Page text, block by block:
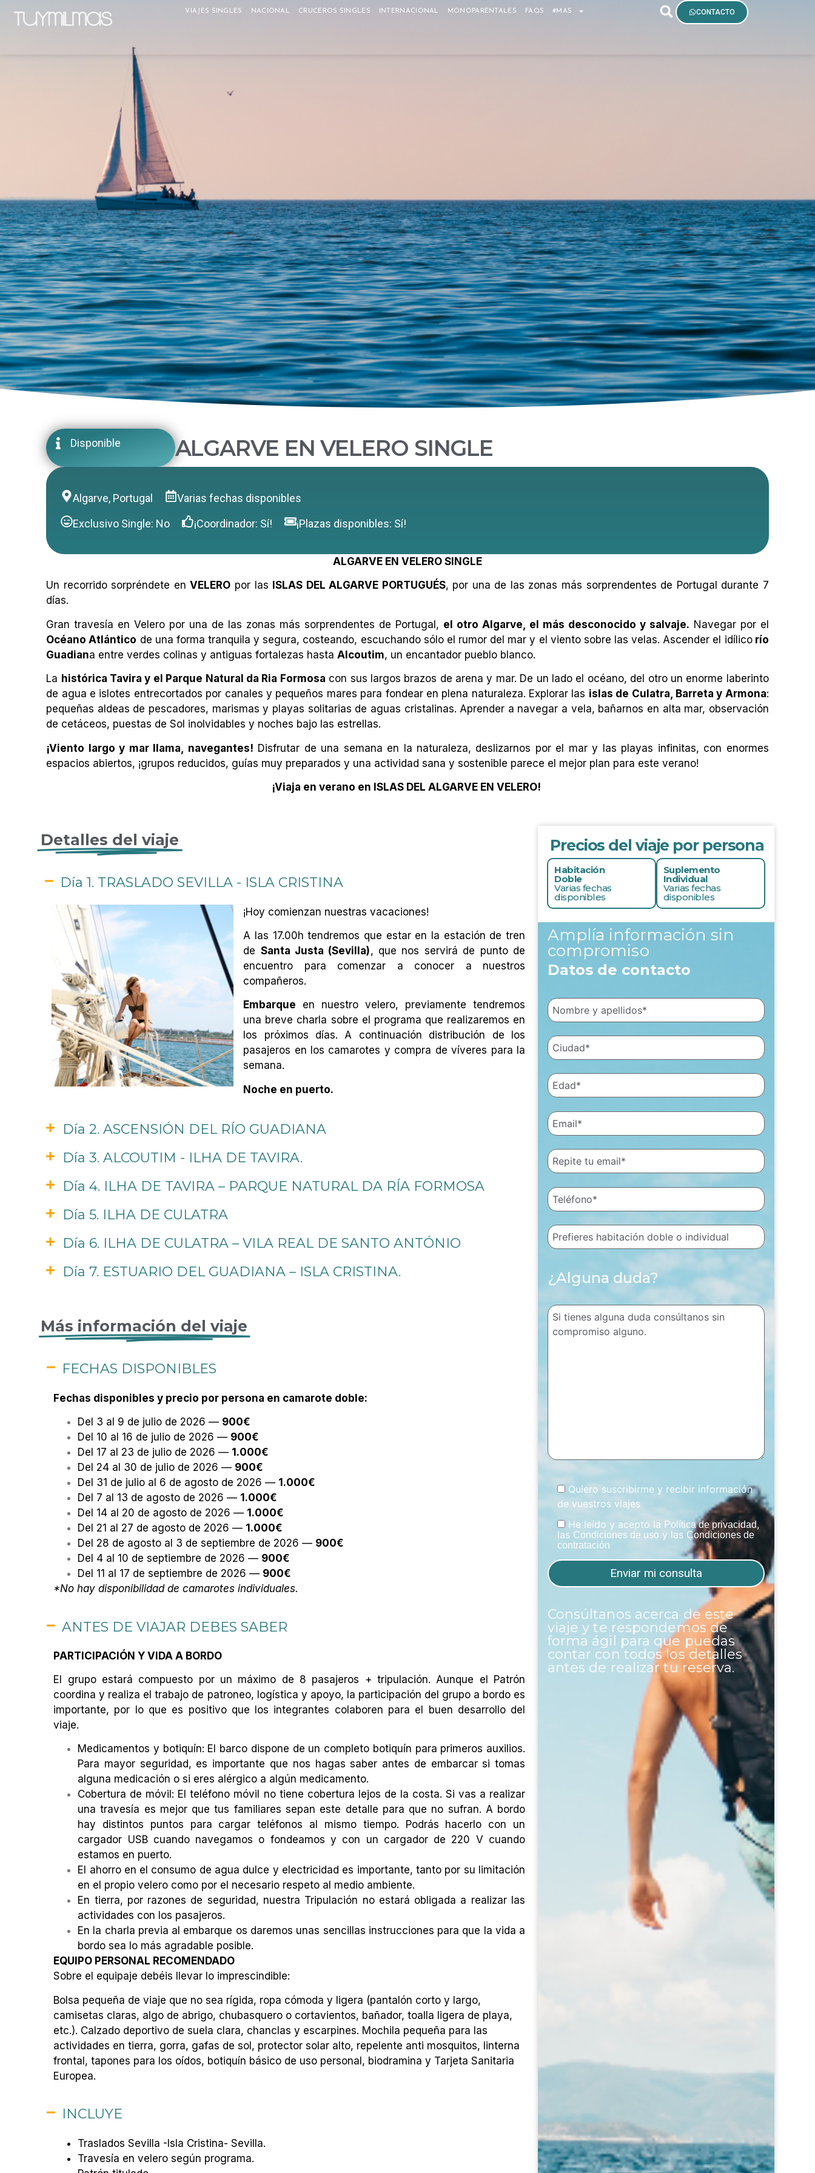
VIAJES SINGLES NACIONAL CRUCEROS SINGLES INTERNACIONAL MONOPARENTALES FAQS #MAS CONTACTO
Disponible ALGARVE EN VELERO SINGLE
Algarve, Portugal
Varias fechas disponibles
Exclusivo Single: No
¡Coordinador: Sí! ¡Plazas disponibles: Sí!
ALGARVE EN VELERO SINGLE
Un recorrido sorpréndete enVELERO por las ISLAS DEL ALGARVE PORTUGUÉS, por una de las zonas más sorprendentes de Portugal durante 7
días.
Gran travesía en Velero por una de las zonas más sorprendentes de Portugal, el otro Algarve, el más desconocido y salvaje. Navegar por el
Océano Atlántico de una forma tranquila y segura, costeando, escuchando sólo el rumor del mar y el viento sobre las velas. Ascender el idílicorío
Guadiana entre verdes colinas y antiguas fortalezas hastaAlcoutim, un encantador pueblo blanco.
La histórica Tavira y el Parque Natural da Ria Formosa con sus largos brazos de arena y mar. De un lado el océano, del otro un enorme laberinto
de agua e islotes entrecortados por canales y pequeños mares para fondear en plena naturaleza. Explorar las islas de Culatra, Barreta y Armona:
pequeñas aldeas de pescadores, marismas y playas solitarias de aguas cristalinas. Aprender a navegar a vela, bañarnos en alta mar, observación
de cetáceos, puestas de Sol inolvidables y noches bajo las estrellas.
¡Viento largo y mar llama, navegantes! Disfrutar de una semana en la naturaleza, deslizarnos por el mar y las playas infinitas, con enormes
espacios abiertos, ¡grupos reducidos, guías muy preparados y una actividad sana y sostenible parece el mejor plan para este verano!
¡Viaja en verano en ISLAS DEL ALGARVE EN VELERO!
Detalles del viaje
Día 1. TRASLADO SEVILLA - ISLA CRISTINA
¡Hoy comienzan nuestras vacaciones!
A las 17.00h tendremos que estar en la estación de tren
de Santa Justa (Sevilla), que nos servirá de punto de
encuentro para comenzar a conocer a nuestros
compañeros.
Embarque en nuestro velero, previamente tendremos
una breve charla sobre el programa que realizaremos en
los próximos días. A continuación distribución de los
pasajeros en los camarotes y compra de víveres para la
semana.
Noche en puerto.
Día 2. ASCENSIÓN DEL RÍO GUADIANA
Día 3. ALCOUTIM - ILHA DE TAVIRA.
Día 4. ILHA DE TAVIRA – PARQUE NATURAL DA RÍA FORMOSA
Día 5. ILHA DE CULATRA
Día 6. ILHA DE CULATRA – VILA REAL DE SANTO ANTÓNIO
Día 7. ESTUARIO DEL GUADIANA – ISLA CRISTINA.
Más información del viaje
FECHAS DISPONIBLES
Fechas disponibles y precio por persona en camarote doble:
Del 3 al 9 de julio de 2026 — 900€
Del 10 al 16 de julio de 2026 — 900€
Del 17 al 23 de julio de 2026 — 1.000€
Del 24 al 30 de julio de 2026 — 900€
Del 31 de julio al 6 de agosto de 2026 — 1.000€
Del 7 al 13 de agosto de 2026 — 1.000€
Del 14 al 20 de agosto de 2026 — 1.000€
Del 21 al 27 de agosto de 2026 — 1.000€
Del 28 de agosto al 3 de septiembre de 2026 — 900€
Del 4 al 10 de septiembre de 2026 — 900€
Del 11 al 17 de septiembre de 2026 — 900€
*No hay disponibilidad de camarotes individuales.
ANTES DE VIAJAR DEBES SABER
PARTICIPACIÓN Y VIDA A BORDO
El grupo estará compuesto por un máximo de 8 pasajeros + tripulación. Aunque el Patrón
coordina y realiza el trabajo de patroneo, logística y apoyo, la participación del grupo a bordo es
importante, por lo que es positivo que los integrantes colaboren para el buen desarrollo del
viaje.
Medicamentos y botiquín: El barco dispone de un completo botiquín para primeros auxilios.
Para mayor seguridad, es importante que nos hagas saber antes de embarcar si tomas
alguna medicación o si eres alérgico a algún medicamento.
Cobertura de móvil: El teléfono móvil no tiene cobertura lejos de la costa. Si vas a realizar
una travesía es mejor que tus familiares sepan este detalle para que no sufran. A bordo
hay distintos puntos para cargar teléfonos al mismo tiempo. Podrás hacerlo con un
cargador USB cuando navegamos o fondeamos y con un cargador de 220 V cuando
estamos en puerto.
El ahorro en el consumo de agua dulce y electricidad es importante, tanto por su limitación
en el propio velero como por el necesario respeto al medio ambiente.
En tierra, por razones de seguridad, nuestra Tripulación no estará obligada a realizar las
actividades con los pasajeros.
En la charla previa al embarque os daremos unas sencillas instrucciones para que la vida a
bordo sea lo más agradable posible.
EQUIPO PERSONAL RECOMENDADO
Sobre el equipaje debéis llevar lo imprescindible:
Bolsa pequeña de viaje que no sea rígida, ropa cómoda y ligera (pantalón corto y largo,
camisetas claras, algo de abrigo, chubasquero o cortavientos, bañador, toalla ligera de playa,
etc.). Calzado deportivo de suela clara, chanclas y escarpines. Mochila pequeña para las
actividades en tierra, gorra, gafas de sol, protector solar alto, repelente anti mosquitos, linterna
frontal, tapones para los oídos, botiquín básico de uso personal, biodramina y Tarjeta Sanitaria
Europea.
INCLUYE
Traslados Sevilla -Isla Cristina- Sevilla.
Travesía en velero según programa.
Precios del viaje por persona
Habitación
Doble
Varias fechas
disponibles
Suplemento
Individual
Varias fechas
disponibles
Amplía información sin
compromiso
Datos de contacto
¿Alguna duda?
Quiero suscribirme y recibir información
de vuestros viajes
He leído y acepto la Política de privacidad,
las Condiciones de uso y las Condiciones de
contratación
Consúltanos acerca de este
viaje y te respondemos de
forma ágil para que puedas
contar con todos los detalles
antes de realizar tu reserva.